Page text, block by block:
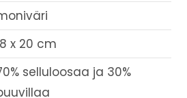
x 20 cm
selluloosaa ja 30%